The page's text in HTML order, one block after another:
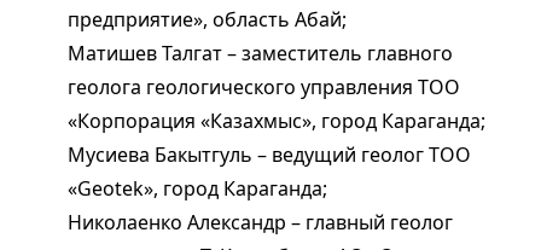
предприятие», область Абай;
Матишев Талгат – заместитель главного
геолога геологического управления ТОО
«Корпорация «Казахмыс», город Караганда;
Мусиева Бакытгуль – ведущий геолог ТОО
«Geotek», город Караганда;
Николаенко Александр – главный геолог